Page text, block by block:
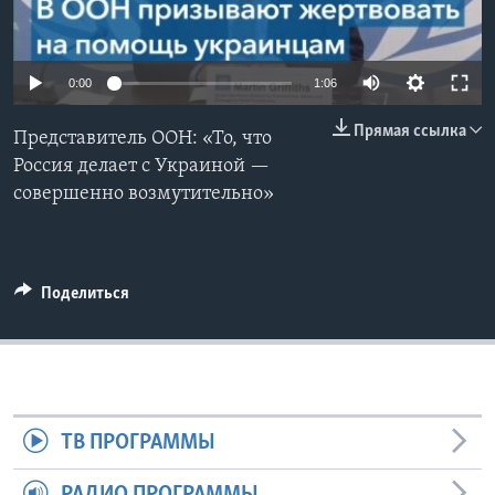
Learning English
Языки
0:00 1:06
Прямая ссылка
Представитель ООН: «То, что
Россия делает с Украиной —
совершенно возмутительно»
Поделиться
ТВ ПРОГРАММЫ